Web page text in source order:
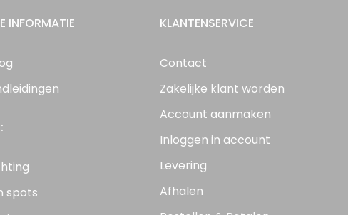
INFORMATIE
spots
KLANTENSERVICE
Contact
Zakelijke klant worden
Account aanmaken
Inloggen in account
Levering
Afhalen